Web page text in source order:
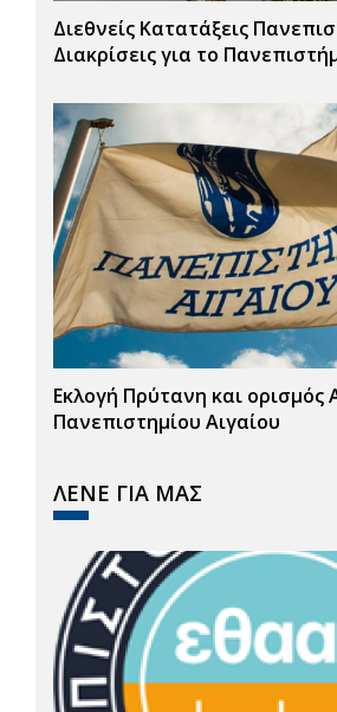
Διεθνείς Κατατάξεις
Διακρίσεις για το
Εκλογή Πρύτανη και
Πανεπιστημίου Αιγαίου
ΛΕΝΕ ΓΙΑ ΜΑΣ